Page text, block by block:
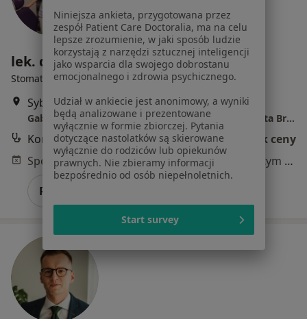
lek. dent. Beata Brzozowska
Stomatolog
Sybiraków 1 lok 4, Białystok•Mapa
Gabinet Stomatologiczno-Periodontologiczny Beata Brzozowska
Konsultacja stomatologiczna
Brak ceny
Specjalista nie oferuje umawiania online pod tym adresem.
Poproś o wizytę
Niniejsza ankieta, przygotowana przez
zespół Patient Care Doctoralia, ma na celu
lepsze zrozumienie, w jaki sposób ludzie
korzystają z narzędzi sztucznej inteligencji
jako wsparcia dla swojego dobrostanu
emocjonalnego i zdrowia psychicznego.
Udział w ankiecie jest anonimowy, a wyniki
będą analizowane i prezentowane
wyłącznie w formie zbiorczej. Pytania
dotyczące nastolatków są skierowane
wyłącznie do rodziców lub opiekunów
prawnych. Nie zbieramy informacji
bezpośrednio od osób niepełnoletnich.
Start survey